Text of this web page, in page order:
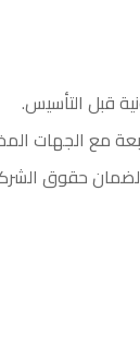
قبل التأسيس.
مع الجهات
حقوق